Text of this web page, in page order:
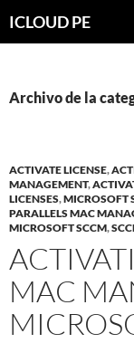
hacia
ICLOUD PE
Archivo de la
ACTIVATE LICENSE,
MANAGEMENT,
LICENSES,MICROSOFT
PARALLELS MAC
MICROSOFT SCCM,
MAC